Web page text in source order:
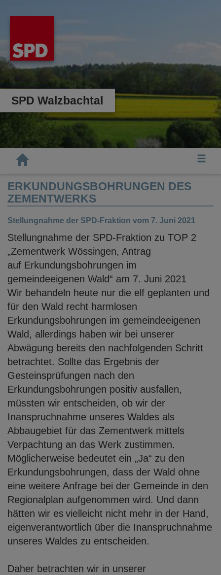
SPD Walzbachtal
ERKUNDUNGSBOHRUNGEN DES
ZEMENTWERKS
Stellungnahme der SPD-Fraktion vom 7. Juni 2021
Stellungnahme der SPD-Fraktion zu TOP 2
„Zementwerk Wössingen, Antrag
auf Erkundungsbohrungen im
gemeindeeigenen Wald“ am 7. Juni 2021
Wir behandeln heute nur die elf geplanten und
für den Wald recht harmlosen
Erkundungsbohrungen im gemeindeeigenen
Wald, allerdings haben wir bei unserer
Abwägung bereits den nachfolgenden Schritt
betrachtet. Sollte das Ergebnis der
Gesteinsprüfungen nach den
Erkundungsbohrungen positiv ausfallen,
müssten wir entscheiden, ob wir der
Inanspruchnahme unseres Waldes als
Abbaugebiet für das Zementwerk mittels
Verpachtung an das Werk zustimmen.
Möglicherweise bedeutet ein „Ja“ zu den
Erkundungsbohrungen, dass der Wald ohne
eine weitere Anfrage bei der Gemeinde in den
Regionalplan aufgenommen wird. Und dann
hätten wir es vielleicht nicht mehr in der Hand,
eigenverantwortlich über die Inanspruchnahme
unseres Waldes zu entscheiden.
Daher betrachten wir in unserer